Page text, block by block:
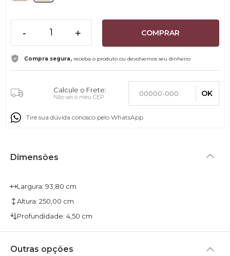
- + COMPRAR
Compra segura, receba o produto ou devolvemos seu dinheiro
Calcule o Frete:
Não sei o meu CEP OK
Tire sua dúvida conosco pelo WhatsApp
Dimensões
Largura: 93,80 cm
Altura: 250,00 cm
Profundidade: 4,50 cm
Outras opções